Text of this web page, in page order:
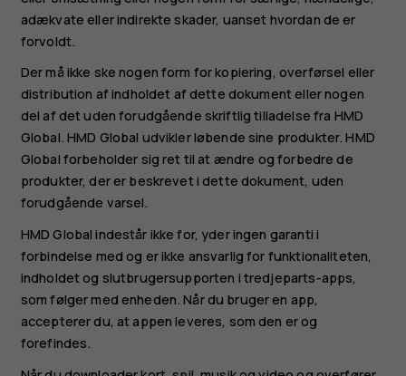
adækvate eller indirekte skader, uanset hvordan de er
forvoldt.
Der må ikke ske nogen form for kopiering, overførsel eller
distribution af indholdet af dette dokument eller nogen
del af det uden forudgående skriftlig tilladelse fra HMD
Global. HMD Global udvikler løbende sine produkter. HMD
Global forbeholder sig ret til at ændre og forbedre de
produkter, der er beskrevet i dette dokument, uden
forudgående varsel.
HMD Global indestår ikke for, yder ingen garanti i
forbindelse med og er ikke ansvarlig for funktionaliteten,
indholdet og slutbrugersupporten i tredjeparts-apps,
som følger med enheden. Når du bruger en app,
accepterer du, at appen leveres, som den er og
forefindes.